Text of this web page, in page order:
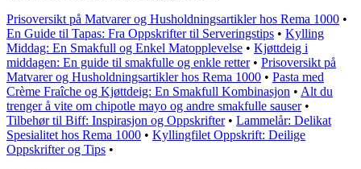
Prisoversikt på Matvarer og Husholdningsartikler hos Rema 1000 •
En Guide til Tapas: Fra Oppskrifter til Serveringstips • Kylling
Middag: En Smakfull og Enkel Matopplevelse • Kjøttdeig i
middagen: En guide til smakfulle og enkle retter• Prisoversikt på
Matvarer og Husholdningsartikler hos Rema 1000 • Pasta med
Crème Fraîche og Kjøttdeig: En Smakfull Kombinasjon • Alt du
trenger å vite om chipotle mayo og andre smakfulle sauser•
Tilbehør til Biff: Inspirasjon og Oppskrifter• Lammelår: Delikat
Spesialitet hos Rema 1000 • Kyllingfilet Oppskrift: Deilige
Oppskrifter og Tips •